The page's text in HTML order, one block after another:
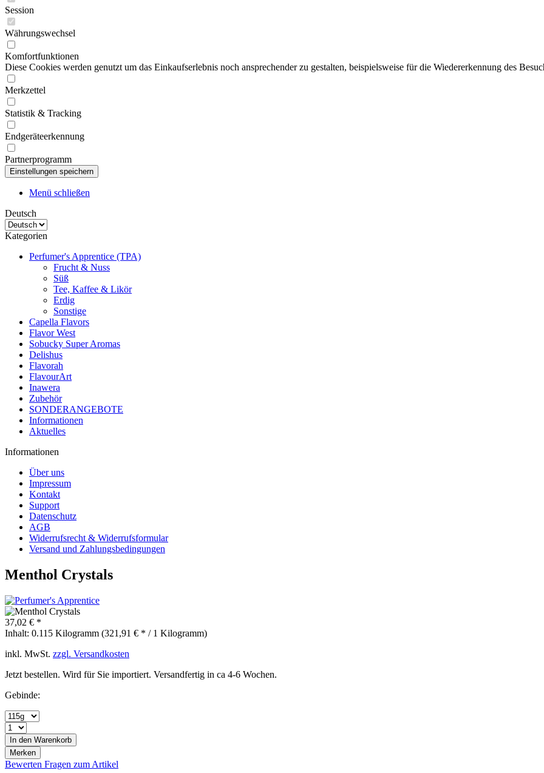
Session
Währungswechsel
Komfortfunktionen
Diese Cookies werden genutzt um das Einkaufserlebnis noch ansprechender zu gestalten, beispielsweise für die Wiedererkennung des
Merkzettel
Statistik & Tracking
Endgeräteerkennung
Partnerprogramm
Menü schließen
Deutsch
Kategorien
Perfumer's Apprentice (TPA)
Frucht & Nuss
Süß
Tee, Kaffee & Likör
Erdig
Sonstige
Capella Flavors
Flavor West
Sobucky Super Aromas
Delishus
Flavorah
FlavourArt
Inawera
Zubehör
SONDERANGEBOTE
Informationen
Aktuelles
Informationen
Über uns
Impressum
Kontakt
Support
Datenschutz
AGB
Widerrufsrecht & Widerrufsformular
Versand und Zahlungsbedingungen
Menthol Crystals
37,02 € *
Inhalt: 0.115 Kilogramm (321,91 € * / 1 Kilogramm)
inkl. MwSt. zzgl. Versandkosten
Jetzt bestellen. Wird für Sie importiert. Versandfertig in ca 4-6 Wochen.
Gebinde:
In den Warenkorb
Merken
Bewerten Fragen zum Artikel